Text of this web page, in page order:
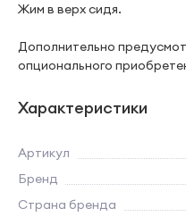
Жим в верх сидя.
Дополнительно
опционального
Характеристики
Артикул
Бренд
Страна бренда